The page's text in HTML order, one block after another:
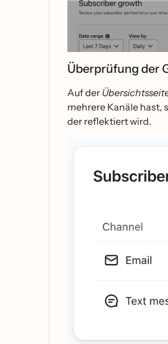
Überprüfung der
Auf der
mehrere Kanäle hast,
der reflektiert wird.